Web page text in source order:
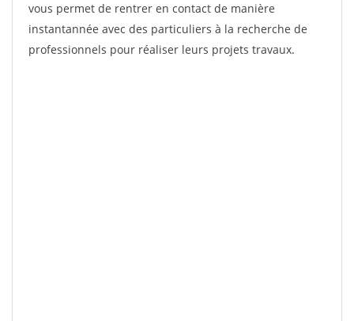
vous permet de rentrer en contact de manière
instantannée avec des particuliers à la recherche de
professionnels pour réaliser leurs projets travaux.